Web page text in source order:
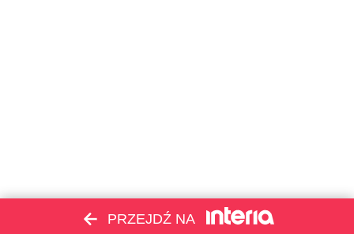
PRZEJDŹ NA